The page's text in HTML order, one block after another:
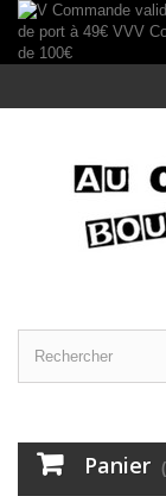
Panier